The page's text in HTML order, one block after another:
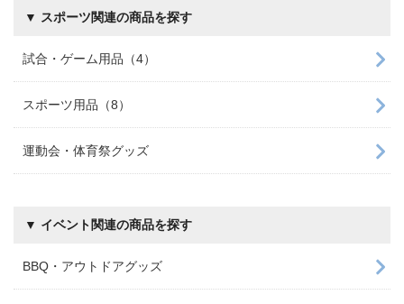
▼ スポーツ関連の商品を探す
試合・ゲーム用品（4）
スポーツ用品（8）
運動会・体育祭グッズ
▼ イベント関連の商品を探す
BBQ・アウトドアグッズ